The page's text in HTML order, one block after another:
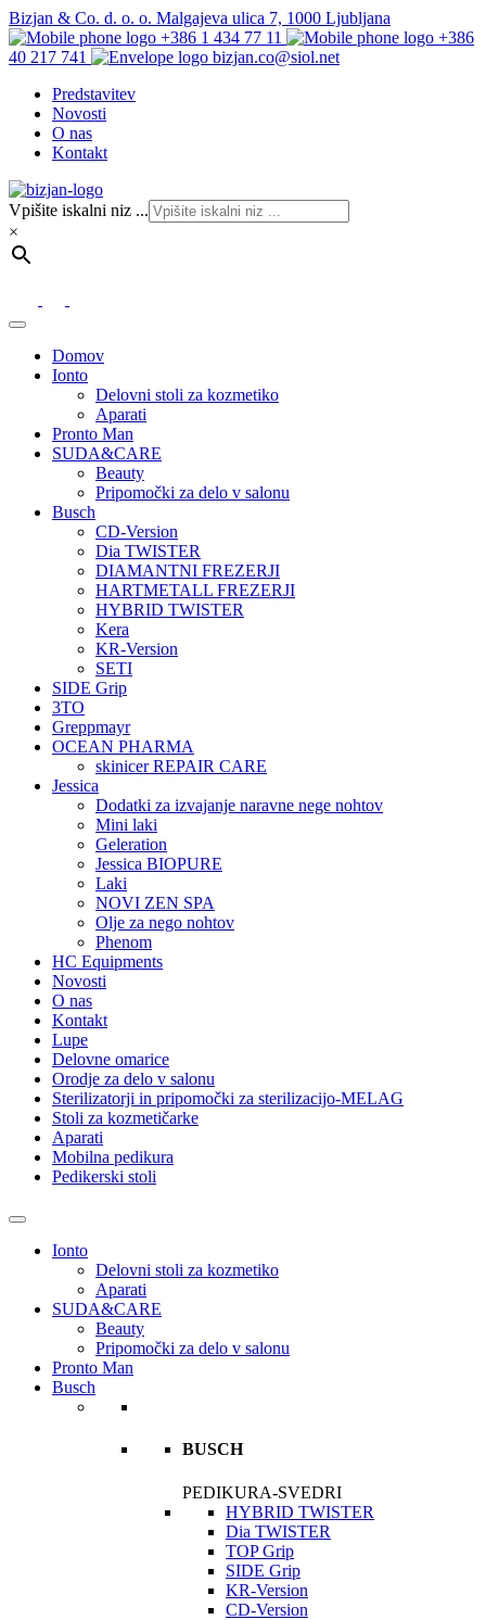
Bizjan & Co. d. o. o. Malgajeva ulica 7, 1000 Ljubljana
+386 1 434 77 11
+386
40 217 741
bizjan.co@siol.net
Predstavitev
Novosti
O nas
Kontakt
Vpišite iskalni niz ...
×
Domov
Ionto
Delovni stoli za kozmetiko
Aparati
Pronto Man
SUDA&CARE
Beauty
Pripomočki za delo v salonu
Busch
CD-Version
Dia TWISTER
DIAMANTNI FREZERJI
HARTMETALL FREZERJI
HYBRID TWISTER
Kera
KR-Version
SETI
SIDE Grip
3TO
Greppmayr
OCEAN PHARMA
skinicer REPAIR CARE
Jessica
Dodatki za izvajanje naravne nege nohtov
Mini laki
Geleration
Jessica BIOPURE
Laki
NOVI ZEN SPA
Olje za nego nohtov
Phenom
HC Equipments
Novosti
O nas
Kontakt
Lupe
Delovne omarice
Orodje za delo v salonu
Sterilizatorji in pripomočki za sterilizacijo-MELAG
Stoli za kozmetičarke
Aparati
Mobilna pedikura
Pedikerski stoli
Ionto
Delovni stoli za kozmetiko
Aparati
SUDA&CARE
Beauty
Pripomočki za delo v salonu
Pronto Man
Busch
BUSCH
PEDIKURA-SVEDRI
HYBRID TWISTER
Dia TWISTER
TOP Grip
SIDE Grip
KR-Version
CD-Version